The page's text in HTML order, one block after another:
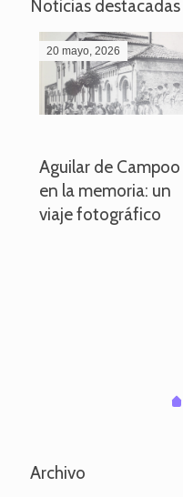
Noticias destacadas
20 mayo, 2026
Aguilar de Campoo
en la memoria: un
viaje fotográfico
0
Archivo